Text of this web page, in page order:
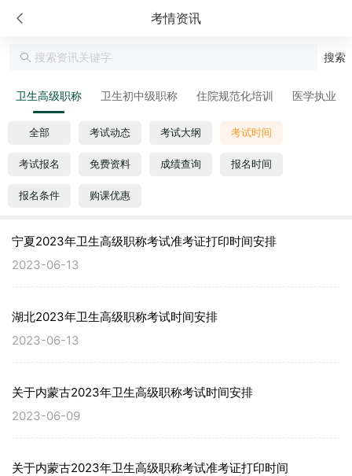
考情资讯
搜索
卫生高级职称 卫生初中级职称 住院规范化培训 医学执业
全部 考试动态 考试大纲 考试时间
考试报名 免费资料 成绩查询 报名时间
报名条件 购课优惠
宁夏2023年卫生高级职称考试准考证打印时间安排
2023-06-13
湖北2023年卫生高级职称考试时间安排
2023-06-13
关于内蒙古2023年卫生高级职称考试时间安排
2023-06-09
关于内蒙古2023年卫生高级职称考试准考证打印时间